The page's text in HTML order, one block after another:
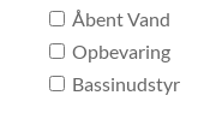
Åbent Vand
Opbevaring
Bassinudstyr